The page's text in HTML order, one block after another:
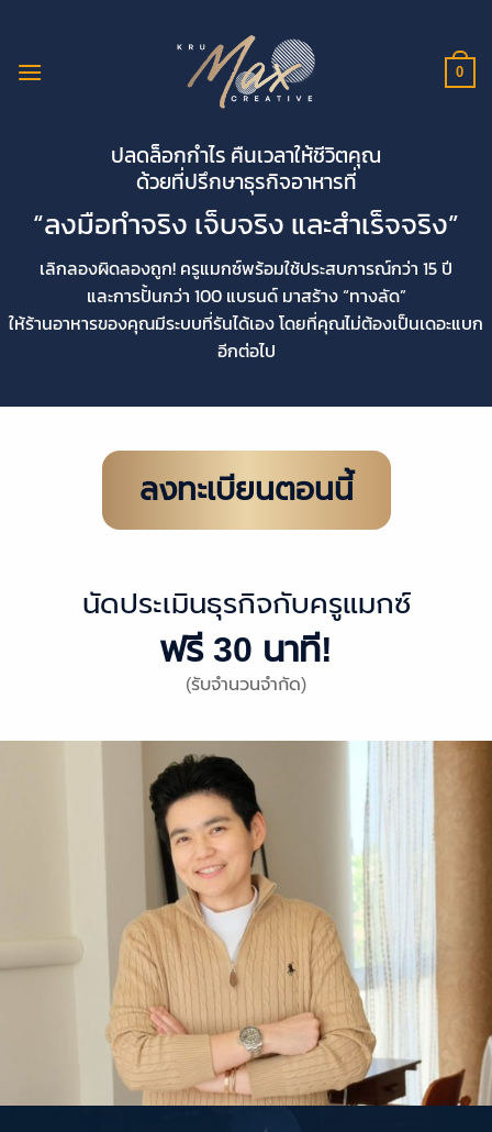
ยัง
0
ปลดล็อกกำไร คืนเวลาให้ชีวิตคุณ
ด้วยที่ปรึกษาธุรกิจอาหารที่
“ลงมือทำจริง เจ็บจริง และสำเร็จจริง”
เลิกลองผิดลองถูก! ครูแมกซ์พร้อมใช้ประสบการณ์กว่า 15 ปี
และการปั้นกว่า 100 แบรนด์ มาสร้าง “ทางลัด”
ให้ร้านอาหารของคุณมีระบบที่รันได้เอง โดยที่คุณไม่ต้องเป็นเดอะแบก
อีกต่อไป
ลงทะเบียนตอนนี้
นัดประเมินธุรกิจกับครูแมกซ์
ฟรี 30 นาที!
(รับจำนวนจำกัด)